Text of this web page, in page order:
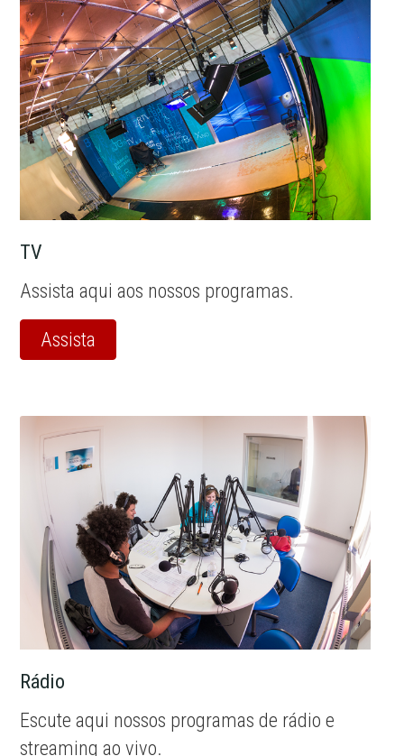
TV
Assista aqui aos nossos programas.
Assista
Rádio
Escute aqui nossos programas de rádio e
streaming ao vivo.